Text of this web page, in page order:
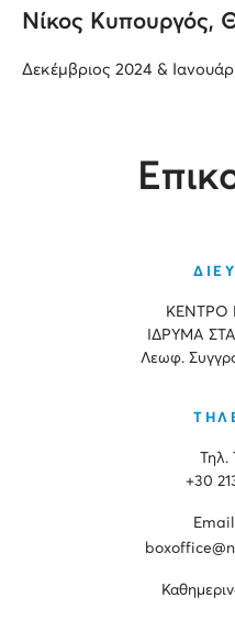
Νίκος Κυπουργός,
Δεκέμβριος 2024 &
ΚΕΝΤΡΟ
ΙΔΡΥΜΑ
Λεωφ.
Τηλ.
+30
Εmail